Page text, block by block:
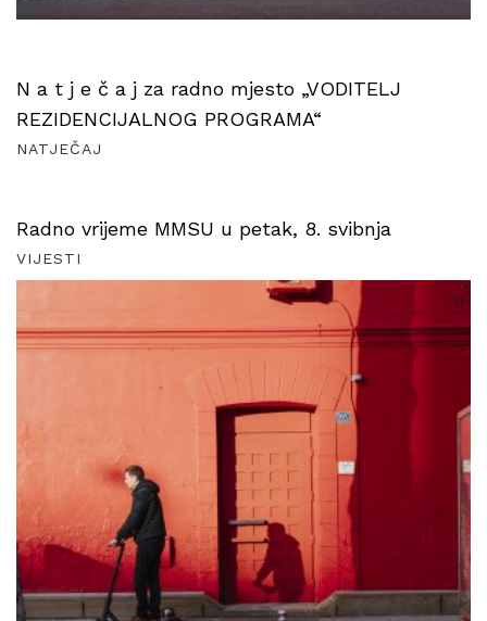
N a t j e č a j za radno mjesto „VODITELJ
REZIDENCIJALNOG PROGRAMA“
NATJEČAJ
Radno vrijeme MMSU u petak, 8. svibnja
VIJESTI